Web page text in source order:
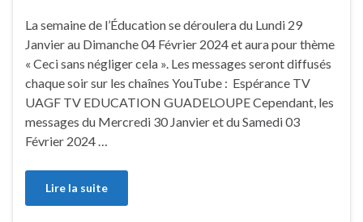
La semaine de l’Éducation se déroulera du Lundi 29
Janvier au Dimanche 04 Février 2024 et aura pour thème
« Ceci sans négliger cela ». Les messages seront diffusés
chaque soir sur les chaînes YouTube : Espérance TV
UAGF TV EDUCATION GUADELOUPE Cependant, les
messages du Mercredi 30 Janvier et du Samedi 03
Février 2024 …
Lire la suite